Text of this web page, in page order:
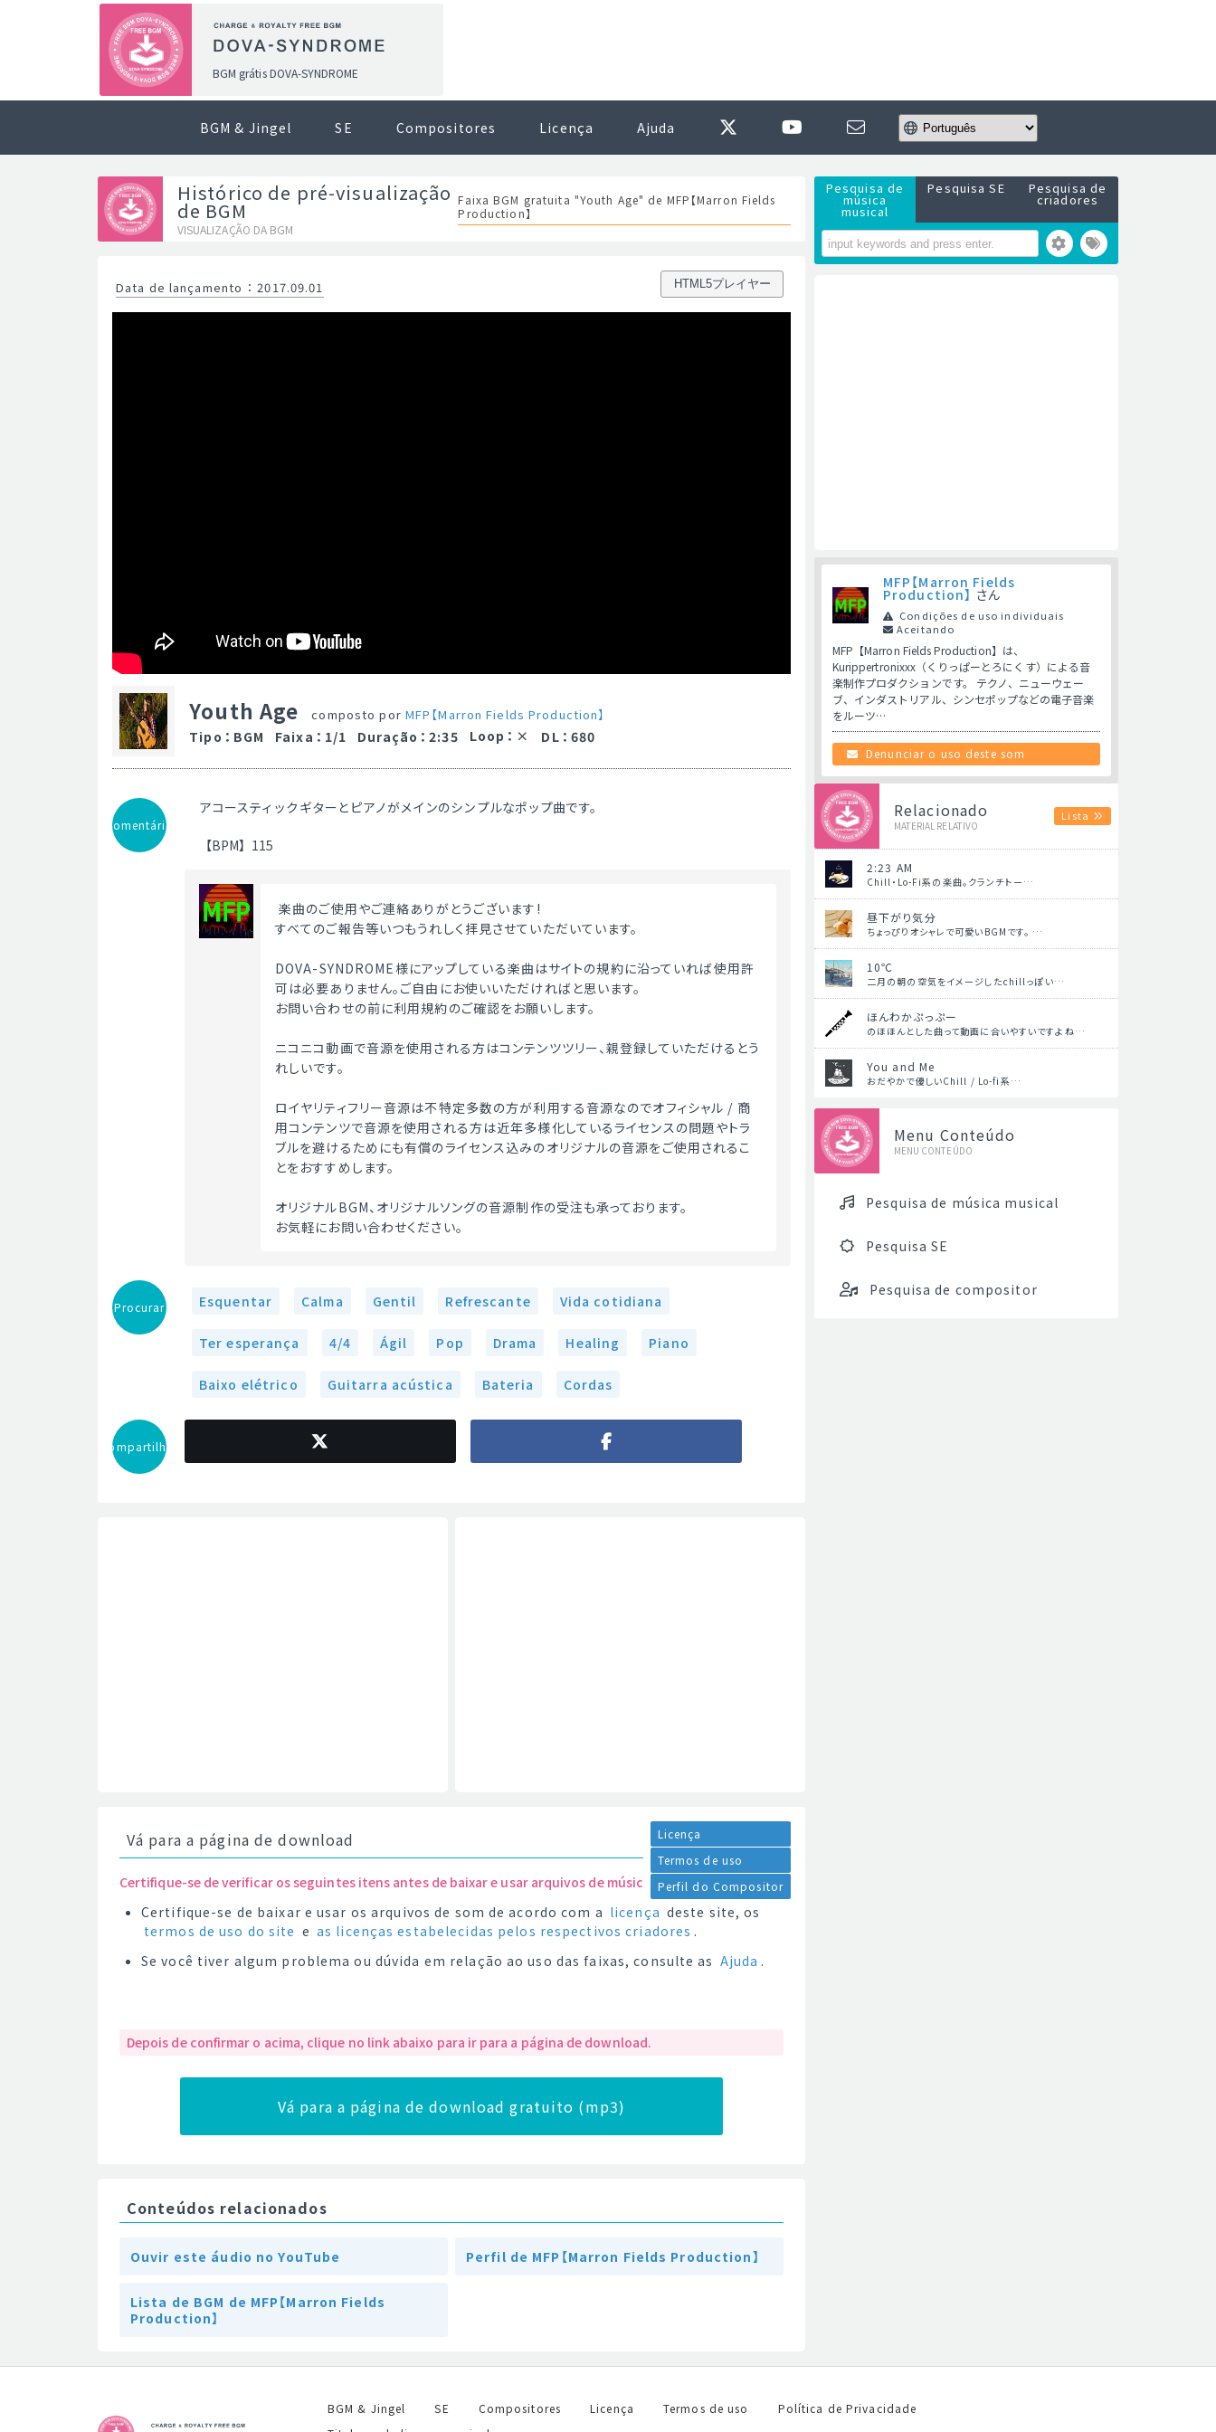
BGM grátis DOVA-SYNDROME
BGM & Jingel SE Compositores Licença Ajuda
Histórico de pré-visualização
de BGM
VISUALIZAÇÃO DA BGM
Faixa BGM gratuita "Youth Age" de MFP【Marron Fields
Production】
Data de lançamento ： 2017.09.01 HTML5プレイヤー
Youth Age composto por MFP【Marron Fields Production】
Tipo ： BGM Faixa ： 1/1 Duração ： 2:35 Loop ： DL ： 680
Comentário
アコースティックギターとピアノがメインのシンプルなポップ曲です。
【BPM】115
楽曲のご使用やご連絡ありがとうございます!
すべてのご報告等いつもうれしく拝見させていただいています。
DOVA-SYNDROME様にアップしている楽曲はサイトの規約に沿っていれば使用許
可は必要ありません。ご自由にお使いいただければと思います。
お問い合わせの前に利用規約のご確認をお願いします。
ニコニコ動画で音源を使用される方はコンテンツツリー、親登録していただけるとう
れしいです。
ロイヤリティフリー音源は不特定多数の方が利用する音源なのでオフィシャル / 商
用コンテンツで音源を使用される方は近年多様化しているライセンスの問題やトラ
ブルを避けるためにも有償のライセンス込みのオリジナルの音源をご使用されるこ
とをおすすめします。
オリジナルBGM、オリジナルソングの音源制作の受注も承っております。
お気軽にお問い合わせください。
Procurar Esquentar Calma Gentil Refrescante Vida cotidiana
Ter esperança 4/4 Ágil Pop Drama Healing Piano
Baixo elétrico Guitarra acústica Bateria Cordas
Compartilhar
Vá para a página de download
Licença
Termos de uso
Perfil do Compositor
Certifique-se de verificar os seguintes itens antes de baixar e usar arquivos de música.
Certifique-se de baixar e usar os arquivos de som de acordo com a licença deste site, os
termos de uso do site e as licenças estabelecidas pelos respectivos criadores .
Se você tiver algum problema ou dúvida em relação ao uso das faixas, consulte as Ajuda .
Depois de confirmar o acima, clique no link abaixo para ir para a página de download.
Vá para a página de download gratuito (mp3)
Conteúdos relacionados
Ouvir este áudio no YouTube Perfil de MFP【Marron Fields Production】
Lista de BGM de MFP【Marron Fields
Production】
Pesquisa de
música
musical
Pesquisa SE Pesquisa de
criadores
MFP【Marron Fields
Production】 さん
Condições de uso individuais
Aceitando
MFP【Marron Fields Production】は、
Kurippertronixxx（くりっぱーとろにくす）による音
楽制作プロダクションです。 テクノ、ニューウェー
ブ、インダストリアル、シンセポップなどの電子音楽
をルーツ…
Denunciar o uso deste som
Relacionado
MATERIAL RELATIVO
Lista
2:23 AM
Chill・Lo-Fi系の楽曲。クランチトー…
昼下がり気分
ちょっぴりオシャレで可愛いBGMです。 …
10℃
二月の朝の空気をイメージしたchillっぽい…
ほんわかぷっぷー
のほほんとした曲って動画に合いやすいですよね…
You and Me
おだやかで優しいChill / Lo-fi系…
Menu Conteúdo
MENU CONTEÚDO
Pesquisa de música musical
Pesquisa SE
Pesquisa de compositor
BGM & Jingel SE Compositores Licença Termos de uso
Política de Privacidade